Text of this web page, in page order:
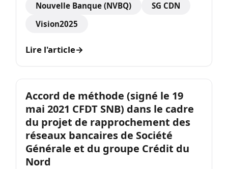
Nouvelle Banque (NVBQ)
SG CDN
Vision2025
Lire l'article→
Accord de méthode (signé le 19
mai 2021 CFDT SNB) dans le cadre
du projet de rapprochement des
réseaux bancaires de Société
Générale et du groupe Crédit du
Nord